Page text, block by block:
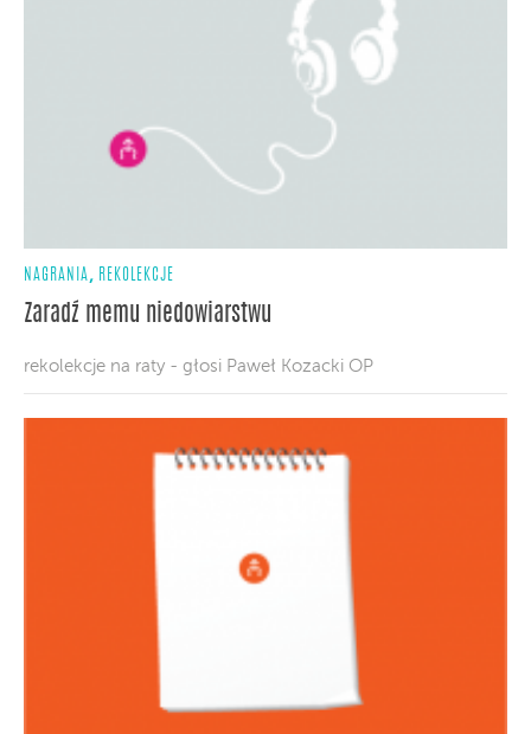
NAGRANIA, REKOLEKCJE
Zaradź memu niedowiarstwu
rekolekcje na raty - głosi Paweł Kozacki OP